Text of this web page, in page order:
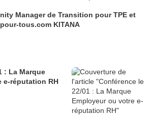
Manager de Transition pour TPE et
pour-tous.com KITANA
: La Marque
e-réputation RH